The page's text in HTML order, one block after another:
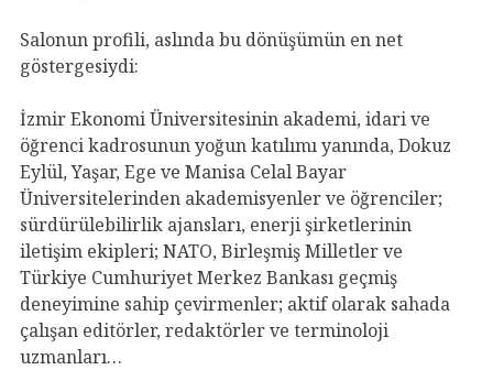
Salonun profili, aslında bu dönüşümün en net
göstergesiydi:
İzmir Ekonomi Üniversitesinin akademi, idari ve
öğrenci kadrosunun yoğun katılımı yanında, Dokuz
Eylül, Yaşar, Ege ve Manisa Celal Bayar
Üniversitelerinden akademisyenler ve öğrenciler;
sürdürülebilirlik ajansları, enerji şirketlerinin
iletişim ekipleri; NATO, Birleşmiş Milletler ve
Türkiye Cumhuriyet Merkez Bankası geçmiş
deneyimine sahip çevirmenler; aktif olarak sahada
çalışan editörler, redaktörler ve terminoloji
uzmanları…